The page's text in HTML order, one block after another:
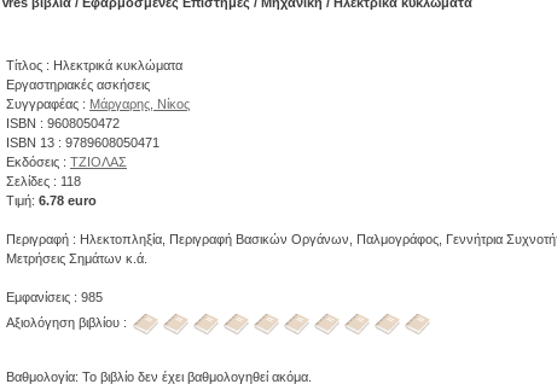
Τίτλος : Ηλεκτρικά κυκλώματα
Εργαστηριακές ασκήσεις
Συγγραφέας : Μάργαρης, Νίκος
ISBN : 9608050472
ISBN 13 : 9789608050471
Εκδόσεις : ΤΖΙΟΛΑΣ
Σελίδες : 118
Τιμή: 6.78 euro
Περιγραφή : Ηλεκτοπληξία, Περιγραφή Βασικών Οργάνων, Παλμογράφος, Γεννήτρια
Μετρήσεις Σημάτων κ.ά.
Εμφανίσεις : 985
Αξιολόγηση βιβλίου :
Βαθμολογία: Το βιβλίο δεν έχει βαθμολογηθεί ακόμα.